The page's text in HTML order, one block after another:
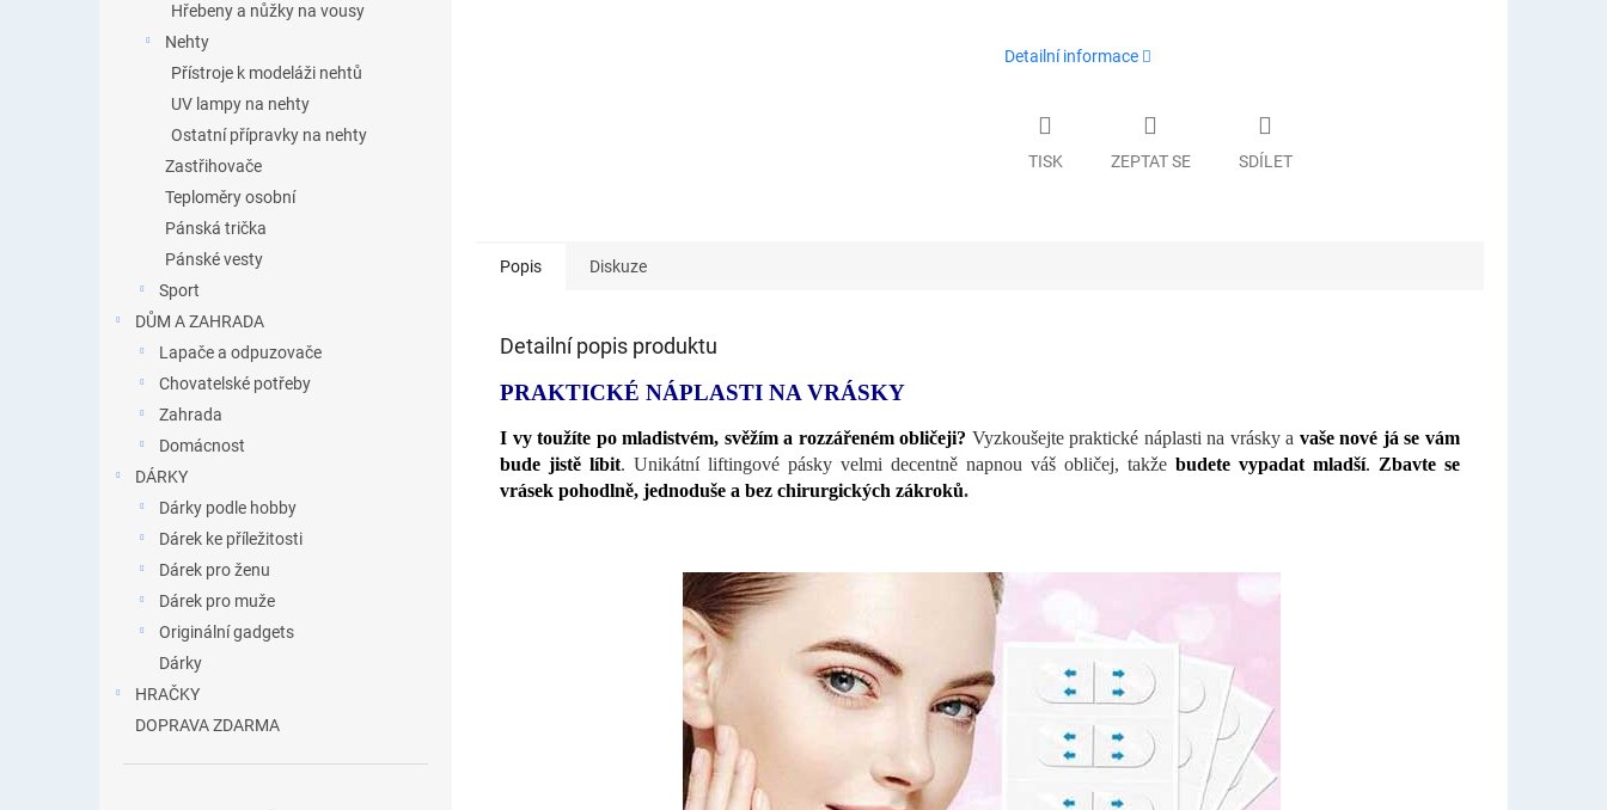
Hřebeny a nůžky na vousy
Nehty
Přístroje k modeláži nehtů
UV lampy na nehty
Ostatní přípravky na nehty
Zastřihovače
Teploměry osobní
Pánská trička
Pánské vesty
Sport
DŮM A ZAHRADA
Lapače a odpuzovače
Chovatelské potřeby
Zahrada
Domácnost
DÁRKY
Dárky podle hobby
Dárek ke příležitosti
Dárek pro ženu
Dárek pro muže
Originální gadgets
Dárky
HRAČKY
DOPRAVA ZDARMA
Detailní informace
TISK ZEPTAT SE SDÍLET
Popis Diskuze
Detailní popis produktu
PRAKTICKÉ NÁPLASTI NA VRÁSKY
I vy toužíte po mladistvém, svěžím a rozzářeném obličeji? Vyzkoušejte praktické náplasti na vrásky a vaše nové já se vám
bude jistě líbit. Unikátní liftingové pásky velmi decentně napnou váš obličej, takže budete vypadat mladší. Zbavte se
vrásek pohodlně, jednoduše a bez chirurgických zákroků.